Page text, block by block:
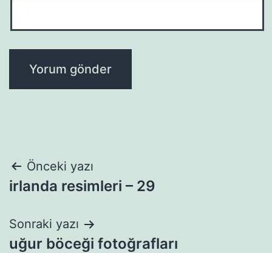
Yazı
gezinmesi
Önceki yazı
irlanda resimleri – 29
Sonraki yazı
uğur böceği fotoğrafları